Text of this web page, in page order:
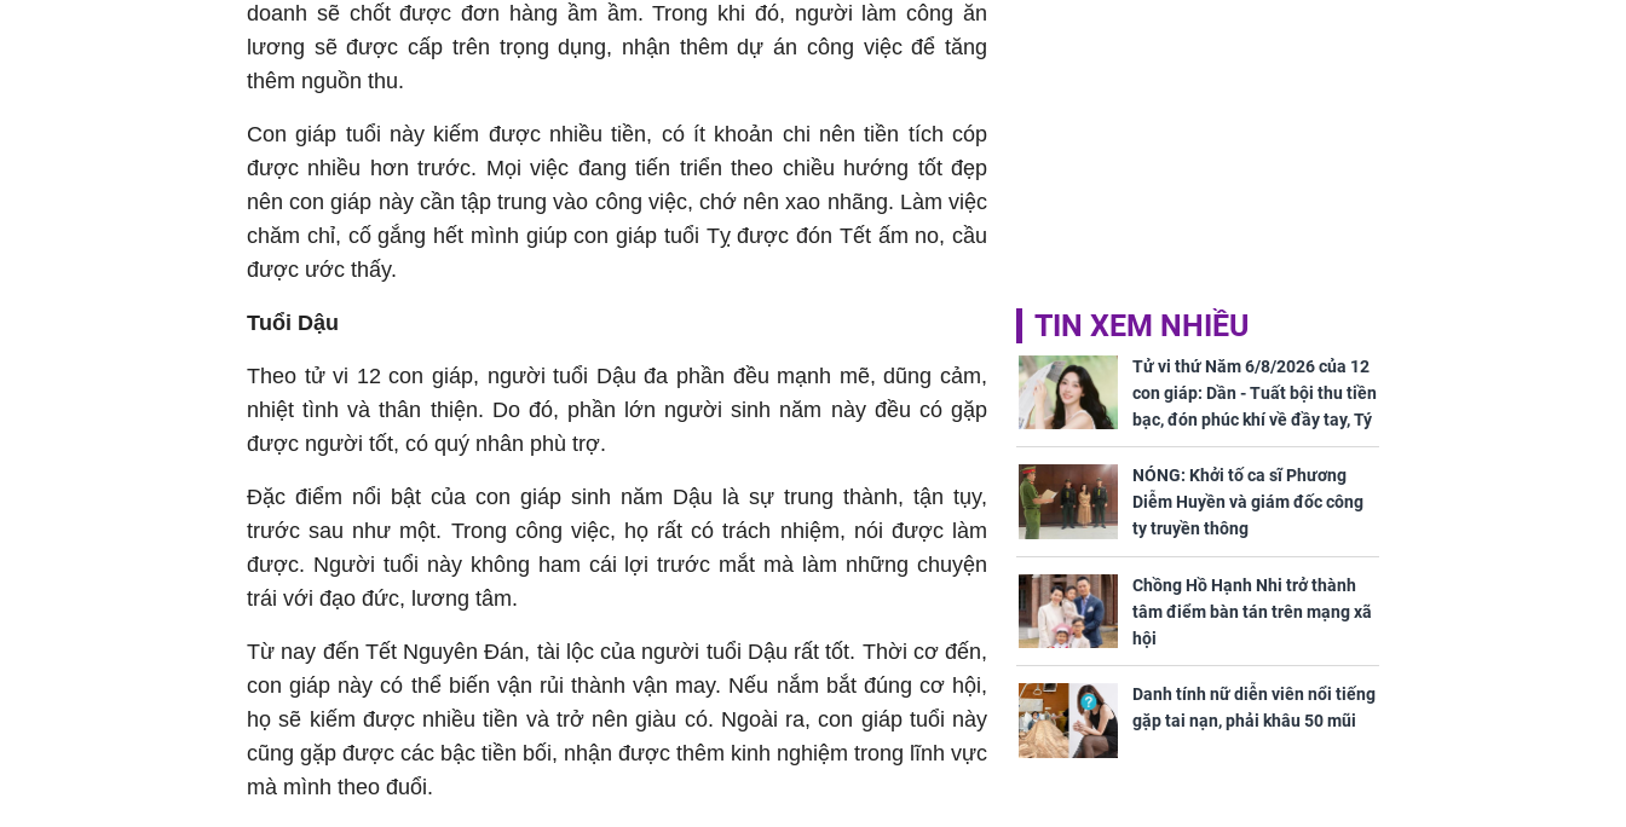
doanh sẽ chốt được đơn hàng ầm ầm. Trong khi đó, người làm công ăn
lương sẽ được cấp trên trọng dụng, nhận thêm dự án công việc để tăng
thêm nguồn thu.
Con giáp tuổi này kiếm được nhiều tiền, có ít khoản chi nên tiền tích cóp
được nhiều hơn trước. Mọi việc đang tiến triển theo chiều hướng tốt đẹp
nên con giáp này cần tập trung vào công việc, chớ nên xao nhãng. Làm việc
chăm chỉ, cố gắng hết mình giúp con giáp tuổi Tỵ được đón Tết ấm no, cầu
được ước thấy.
Tuổi Dậu
Theo tử vi 12 con giáp, người tuổi Dậu đa phần đều mạnh mẽ, dũng cảm,
nhiệt tình và thân thiện. Do đó, phần lớn người sinh năm này đều có gặp
được người tốt, có quý nhân phù trợ.
Đặc điểm nổi bật của con giáp sinh năm Dậu là sự trung thành, tận tụy,
trước sau như một. Trong công việc, họ rất có trách nhiệm, nói được làm
được. Người tuổi này không ham cái lợi trước mắt mà làm những chuyện
trái với đạo đức, lương tâm.
Từ nay đến Tết Nguyên Đán, tài lộc của người tuổi Dậu rất tốt. Thời cơ đến,
con giáp này có thể biến vận rủi thành vận may. Nếu nắm bắt đúng cơ hội,
họ sẽ kiếm được nhiều tiền và trở nên giàu có. Ngoài ra, con giáp tuổi này
cũng gặp được các bậc tiền bối, nhận được thêm kinh nghiệm trong lĩnh vực
mà mình theo đuổi.
TIN XEM NHIỀU
Tử vi thứ Năm 6/8/2026 của 12
con giáp: Dần - Tuất bội thu tiền
bạc, đón phúc khí về đầy tay, Tý
- Mão công việc khó khăn, tiền
bạc đội nón ra đi
NÓNG: Khởi tố ca sĩ Phương
Diễm Huyền và giám đốc công
ty truyền thông
Chồng Hồ Hạnh Nhi trở thành
tâm điểm bàn tán trên mạng xã
hội
Danh tính nữ diễn viên nổi tiếng
gặp tai nạn, phải khâu 50 mũi